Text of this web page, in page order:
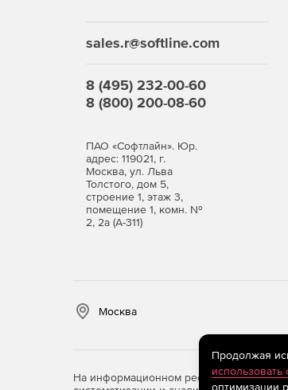
sales.r@softline.com
8 (495) 232-00-60
8 (800) 200-08-60
ПАО «Софтлайн». Юр.
адрес: 119021, г.
Москва, ул. Льва
Толстого, дом 5,
строение 1, этаж 3,
помещение 1, комн. №
2, 2а (А-311)
Москва
На информационном ресурсе
Продолжая
оптимизации